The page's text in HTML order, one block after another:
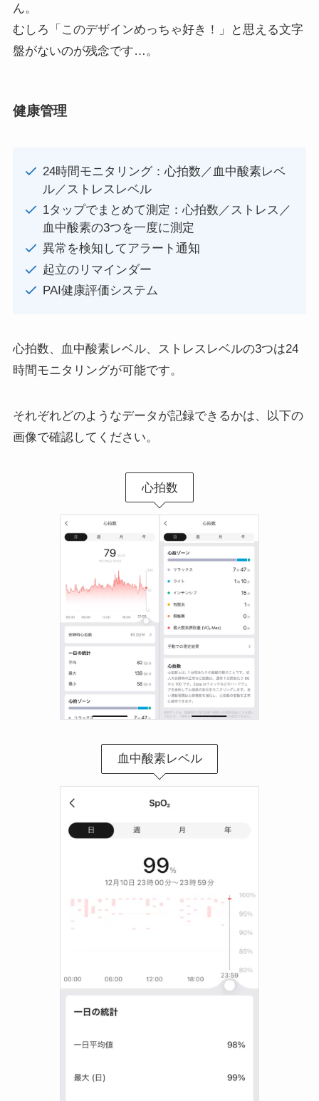
ん。
むしろ「このデザインめっちゃ好き！」と思える文字
盤がないのが残念です…。
健康管理
24時間モニタリング：心拍数／血中酸素レベ
ル／ストレスレベル
1タップでまとめて測定：心拍数／ストレス／
血中酸素の3つを一度に測定
異常を検知してアラート通知
起立のリマインダー
PAI健康評価システム
心拍数、血中酸素レベル、ストレスレベルの3つは24
時間モニタリングが可能です。
それぞれどのようなデータが記録できるかは、以下の
画像で確認してください。
心拍数
血中酸素レベル